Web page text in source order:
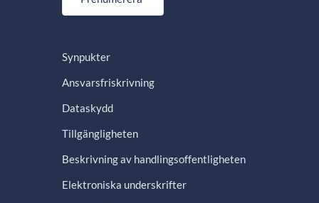
Synpukter
Ansvarsfriskrivning
Dataskydd
Tillgängligheten
Beskrivning av handlingsoffentligheten
Elektroniska underskrifter